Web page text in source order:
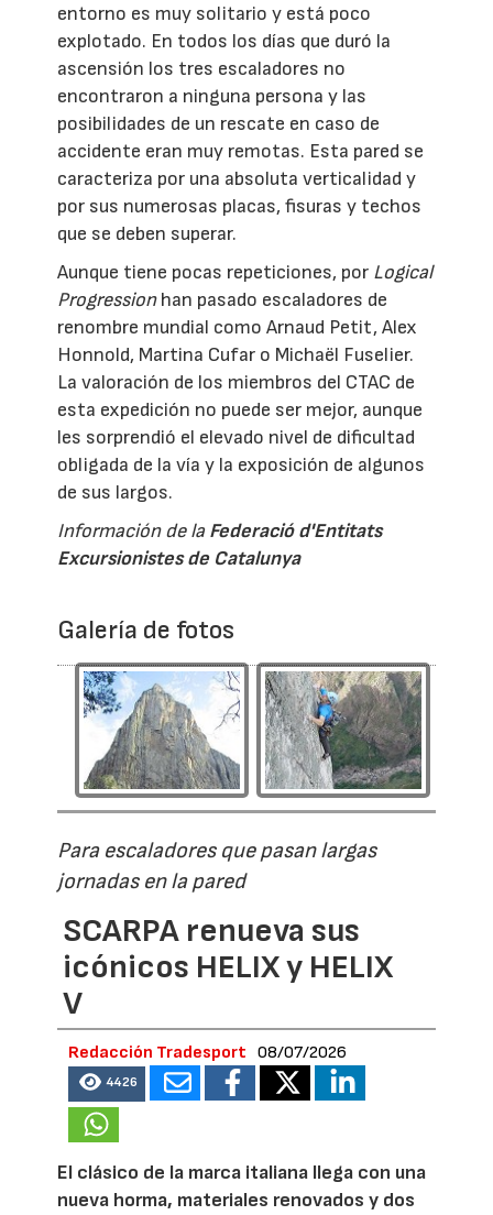
entorno es muy solitario y está poco
explotado. En todos los días que duró la
ascensión los tres escaladores no
encontraron a ninguna persona y las
posibilidades de un rescate en caso de
accidente eran muy remotas. Esta pared se
caracteriza por una absoluta verticalidad y
por sus numerosas placas, fisuras y techos
que se deben superar.
Aunque tiene pocas repeticiones, por Logical
Progressionhan pasado escaladores de
renombre mundial como Arnaud Petit, Alex
Honnold, Martina Cufar o Michaël Fuselier.
La valoración de los miembros del CTAC de
esta expedición no puede ser mejor, aunque
les sorprendió el elevado nivel de dificultad
obligada de la vía y la exposición de algunos
de sus largos.
Información de la Federació d'Entitats
Excursionistes de Catalunya
Galería de fotos
Para escaladores que pasan largas
jornadas en la pared
SCARPA renueva sus
icónicos HELIX y HELIX
V
Redacción Tradesport 08/07/2026
4426
El clásico de la marca italiana llega con una
nueva horma, materiales renovados y dos